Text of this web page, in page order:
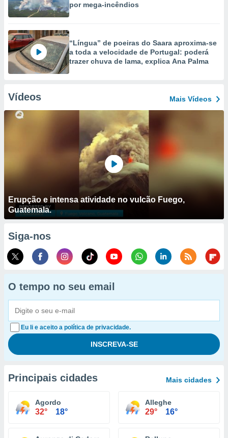
por mega-incêndios
“Língua” de poeiras do Saara aproxima-se
a toda a velocidade de Portugal: poderá
trazer chuva de lama, explica Ana Palma
Vídeos Mais Vídeos
Erupção e intensa atividade no vulcão Fuego,
Guatemala.
Siga-nos
O tempo no seu email
Eu li e aceito a política de privacidade.
Principais cidades Mais cidades
Agordo
32° 18°
Alleghe
29° 16°